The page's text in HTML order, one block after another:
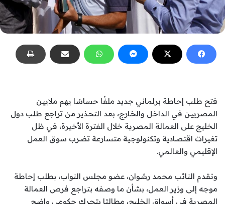
فتح طلب إحاطة برلماني جديد ملفًا حساسًا يهم ملايين
المصريين في الداخل والخارج، بعد التحذير من تراجع طلب دول
الخليج على العمالة المصرية خلال الفترة الأخيرة، في ظل
تغيرات اقتصادية وتكنولوجية متسارعة تضرب سوق العمل
الإقليمي والعالمي.
وتقدم النائب محمد رشوان، عضو مجلس النواب، بطلب إحاطة
موجه إلى وزير العمل، بشأن ما وصفه بتراجع فرص العمالة
المصرية في أسواق الخليج، مطالبًا بتحرك حكومي واضح